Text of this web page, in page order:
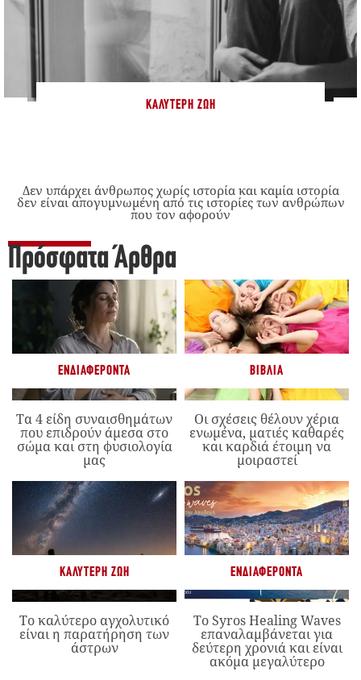
ΚΑΛΎΤΕΡΗ ΖΩΉ
Δεν υπάρχει άνθρωπος χωρίς ιστορία και καμία ιστορία
δεν είναι απογυμνωμένη από τις ιστορίες των ανθρώπων
που τον αφορούν
Πρόσφατα Άρθρα
ΕΝΔΙΑΦΈΡΟΝΤΑ
Τα 4 είδη συναισθημάτων
που επιδρούν άμεσα στο
σώμα και στη φυσιολογία
μας
ΒΙΒΛΊΑ
Οι σχέσεις θέλουν χέρια
ενωμένα, ματιές καθαρές
και καρδιά έτοιμη να
μοιραστεί
ΚΑΛΎΤΕΡΗ ΖΩΉ
Το καλύτερο αγχολυτικό
είναι η παρατήρηση των
άστρων
ΕΝΔΙΑΦΈΡΟΝΤΑ
Το Syros Healing Waves
επαναλαμβάνεται για
δεύτερη χρονιά και είναι
ακόμα μεγαλύτερο